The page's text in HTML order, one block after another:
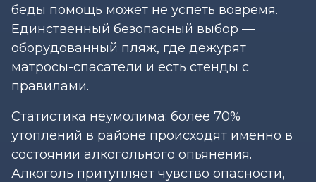
беды помощь может не успеть вовремя.
Единственный безопасный выбор —
оборудованный пляж, где дежурят
матросы-спасатели и есть стенды с
правилами.
Статистика неумолима: более 70%
утоплений в районе происходят именно в
состоянии алкогольного опьянения.
Алкоголь притупляет чувство опасности,